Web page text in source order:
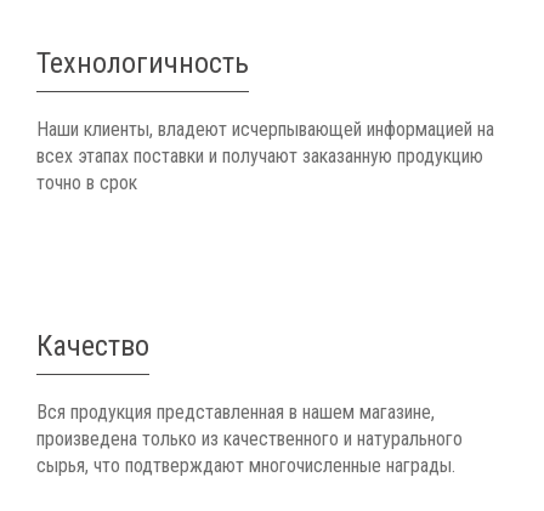
Технологичность
Наши клиенты, владеют исчерпывающей информацией на
всех этапах поставки и получают заказанную продукцию
точно в срок
Качество
Вся продукция представленная в нашем магазине,
произведена только из качественного и натурального
сырья, что подтверждают многочисленные награды.